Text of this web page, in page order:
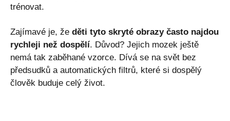
trénovat.
Zajímavé je, že děti tyto skryté obrazy často najdou
rychleji než dospělí. Důvod? Jejich mozek ještě
nemá tak zaběhané vzorce. Dívá se na svět bez
předsudků a automatických filtrů, které si dospělý
člověk buduje celý život.